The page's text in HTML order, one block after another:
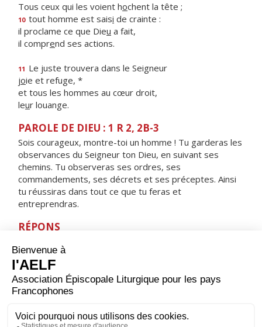
Tous ceux qui les voient hochent la tête ;
10 tout homme est saisi de crainte :
il proclame ce que Dieu a fait,
il comprend ses actions.
11 Le juste trouvera dans le Seigneur
joie et refuge, *
et tous les hommes au cœur droit,
leur louange.
PAROLE DE DIEU : 1 R 2, 2B-3
Sois courageux, montre-toi un homme ! Tu garderas les
observances du Seigneur ton Dieu, en suivant ses
chemins. Tu observeras ses ordres, ses
commandements, ses décrets et ses préceptes. Ainsi
tu réussiras dans tout ce que tu feras et
entreprendras.
RÉPONS
ta loi fait mon plaisir.
ORAISON
Seigneur, foyer brûlant de charité, accorde-nous une
que tout et d’aimer nos frères à cause de toi. Par Jésus,